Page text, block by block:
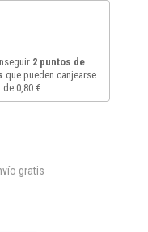
2 puntos de
que pueden canjearse
de 0,80 €
gratis